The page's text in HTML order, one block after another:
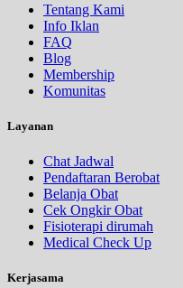
Tentang Kami
Info Iklan
FAQ
Blog
Membership
Komunitas
Layanan
Chat Jadwal
Pendaftaran Berobat
Belanja Obat
Cek Ongkir Obat
Fisioterapi dirumah
Medical Check Up
Kerjasama